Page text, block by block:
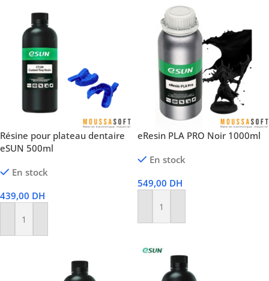
Résine pour plateau dentaire
eSUN 500ml
En stock
439,00 DH
Ajouter Au Panier
eResin PLA PRO Noir 1000ml
En stock
549,00 DH
Ajouter Au Panier